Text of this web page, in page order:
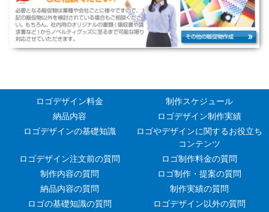
ロゴデザイン料金
制作スケジュール
納品内容
ロゴデザイン制作実績
ロゴデザインの基礎知識
ロゴやデザインに関するお役立ち
コンテンツ
ロゴデザイン注文前の質問
ロゴ制作料金の質問
制作内容の質問
ロゴ制作・提案の質問
納品内容の質問
制作実績の質問
ロゴの基礎知識の質問
ロゴデザイン以外の質問